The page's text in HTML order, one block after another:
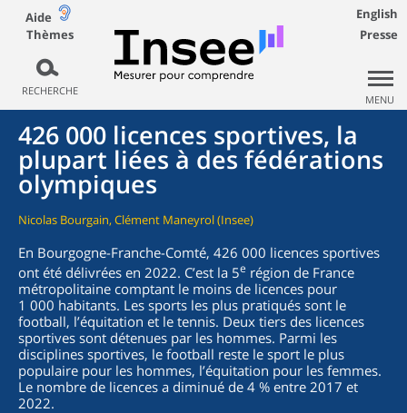
Aide
Thèmes
RECHERCHE
English
Presse
MENU
426 000 licences sportives, la
plupart liées à des fédérations
olympiques
Nicolas Bourgain, Clément Maneyrol (Insee)
En Bourgogne-Franche-Comté, 426 000 licences sportives
ont été délivrées en 2022. C’est la 5e région de France
métropolitaine comptant le moins de licences pour
1 000 habitants. Les sports les plus pratiqués sont le
football, l’équitation et le tennis. Deux tiers des licences
sportives sont détenues par les hommes. Parmi les
disciplines sportives, le football reste le sport le plus
populaire pour les hommes, l’équitation pour les femmes.
Le nombre de licences a diminué de 4 % entre 2017 et
2022.